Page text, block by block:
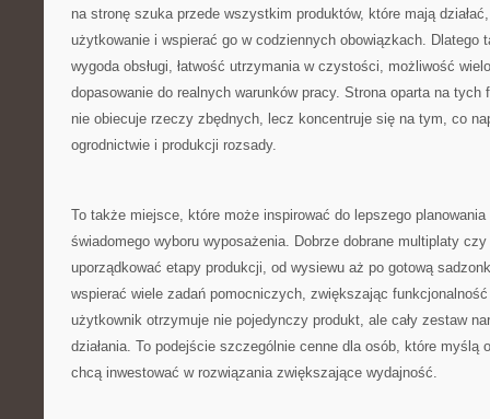
na stronę szuka przede wszystkim produktów, które mają
użytkowanie i wspierać go w codziennych obowiązkach. Dlatego
wygoda obsługi, łatwość utrzymania w czystości, możliwość
dopasowanie do realnych warunków pracy. Strona oparta na tych
nie obiecuje rzeczy zbędnych, lecz koncentruje się na tym, co
ogrodnictwie i produkcji rozsady.
To także miejsce, które może inspirować do lepszego
świadomego wyboru wyposażenia. Dobrze dobrane multiplaty
uporządkować etapy produkcji, od wysiewu aż po gotową
wspierać wiele zadań pomocniczych, zwiększając
użytkownik otrzymuje nie pojedynczy produkt, ale cały zestaw
działania. To podejście szczególnie cenne dla osób, które myślą
chcą inwestować w rozwiązania zwiększające wydajność.